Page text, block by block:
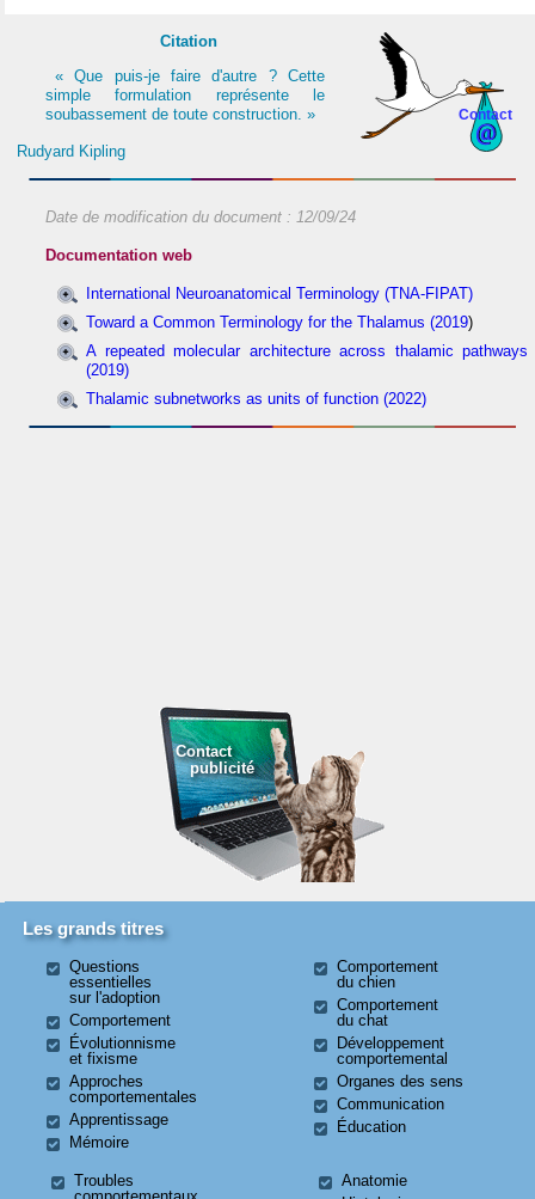
Contact
Citation
« Que puis-je faire d'autre ? Cette
simple formulation représente le
soubassement de toute construction. »
Rudyard Kipling
Date de modification du document : 12/09/24
Documentation web
International Neuroanatomical Terminology (TNA-FIPAT)
Toward a Common Terminology for the Thalamus (2019)
A repeated molecular architecture across thalamic pathways
(2019)
Thalamic subnetworks as units of function (2022)
Contact
publicité
Les grands titres
Questions
essentielles
sur l'adoption
Comportement
Évolutionnisme
et fixisme
Approches
comportementales
Apprentissage
Mémoire
Comportement
du chien
Comportement
du chat
Développement
comportemental
Organes des sens
Communication
Éducation
Troubles
Anatomie